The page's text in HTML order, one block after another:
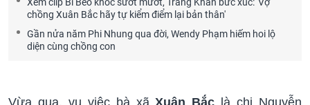
Xem clip Bi Béo khóc sướt mướt, Trang Khàn bức xúc: 'Vợ
chồng Xuân Bắc hãy tự kiểm điểm lại bản thân'
Gần nửa năm Phi Nhung qua đời, Wendy Phạm hiếm hoi lộ
diện cùng chồng con
Vừa qua, vụ việc bà xãXuân Bắc là chị Nguyễn